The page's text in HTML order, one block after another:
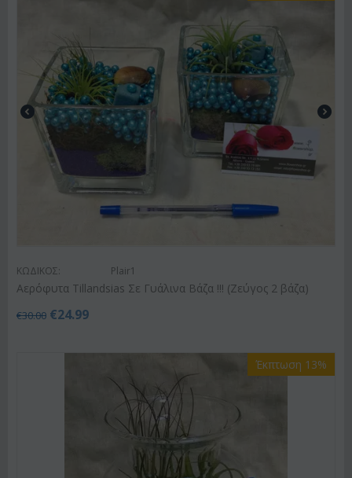
ΚΩΔΙΚΟΣ: Plair1
Αερόφυτα Tillandsias Σε Γυάλινα Βάζα !!! (Ζεύγος 2 βάζα)
€30.00 €24.99
Έκπτωση 13%